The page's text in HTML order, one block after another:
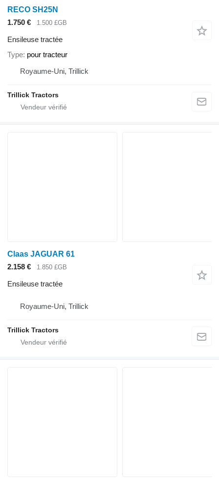
RECO SH25N
1.750 €
1.500 £GB
Ensileuse tractée
Type pour tracteur
Royaume-Uni, Trillick
Trillick Tractors
Claas JAGUAR 61
2.158 €
1.850 £GB
Ensileuse tractée
Royaume-Uni, Trillick
Trillick Tractors